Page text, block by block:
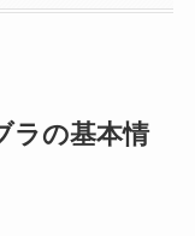
ラの基本情